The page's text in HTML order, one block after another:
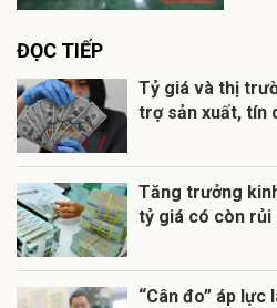
ĐỌC TIẾP
Tỷ giá và thị
trợ sản xuất, tín
Tăng trưởng
tỷ giá có còn rủi
“Cân đo” áp lực